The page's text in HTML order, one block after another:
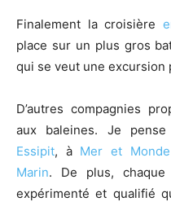
Finalement la croisière
place sur un plus gros
qui se veut une excursion
D’autres compagnies
aux baleines. Je
Essipit, à Mer et
Marin. De plus,
expérimenté et qualifié